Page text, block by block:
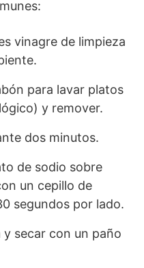
vinagre de limpieza
para lavar platos
y remover.
dos minutos.
de sodio sobre
un cepillo de
segundos por lado.
secar con un paño